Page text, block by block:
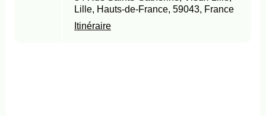
Lille, Hauts-de-France, 59043, France
Itinéraire